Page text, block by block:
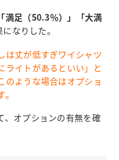
「満足（50.3％）」「大満
なりした。
は丈が低すぎワイシャツ
ライトがあるといい」と
のような場合はオプショ
、オプションの有無を確